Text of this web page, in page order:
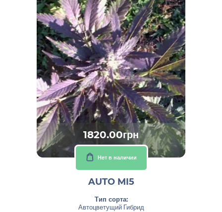
1820.00грн
Нет в наличии
AUTO MI5
Тип сорта:
Автоцветущий Гибрид